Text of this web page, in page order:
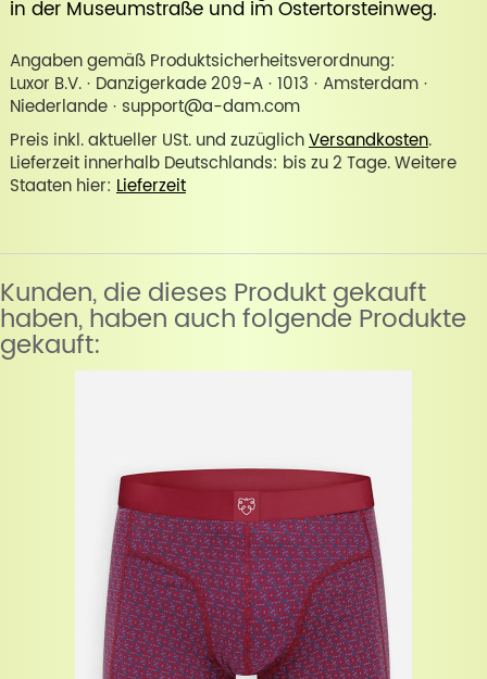
in der Museumstraßeund imOstertorsteinweg.
Angaben gemäß Produktsicherheitsverordnung:
Luxor B.V. · Danzigerkade 209-A · 1013 · Amsterdam ·
Niederlande · support@a-dam.com
Preis inkl. aktueller USt. und zuzüglichVersandkosten.
Lieferzeit innerhalb Deutschlands: bis zu 2 Tage. Weitere
Staaten hier: Lieferzeit
Kunden, die dieses Produkt gekauft
haben, haben auch folgende Produkte
gekauft: